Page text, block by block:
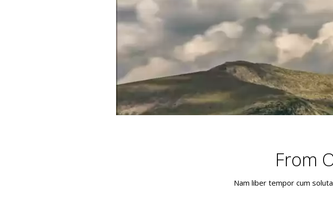
From
Nam liber tempor cum